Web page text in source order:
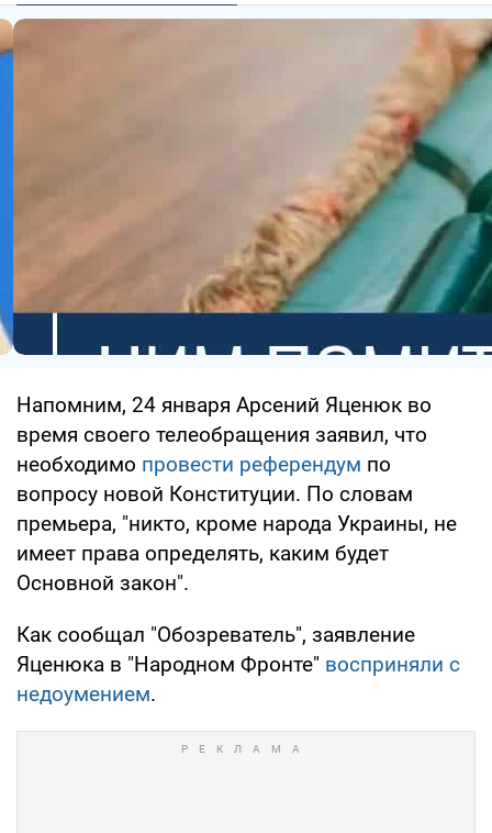
Напомним, 24 января Арсений Яценюк во
время своего телеобращения заявил, что
необходимо провести референдум по
вопросу новой Конституции. По словам
премьера, "никто, кроме народа Украины, не
имеет права определять, каким будет
Основной закон".
Как сообщал "Обозреватель", заявление
Яценюка в "Народном Фронте" восприняли с
недоумением.